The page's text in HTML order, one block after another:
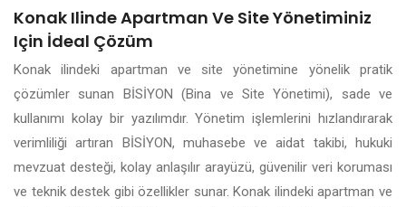
Konak Ilinde Apartman Ve Site Yönetiminiz
Için İdeal Çözüm
Konak ilindeki apartman ve site yönetimine yönelik pratik
çözümler sunan BİSİYON (Bina ve Site Yönetimi), sade ve
kullanımı kolay bir yazılımdır. Yönetim işlemlerini hızlandırarak
verimliliği artıran BİSİYON, muhasebe ve aidat takibi, hukuki
mevzuat desteği, kolay anlaşılır arayüzü, güvenilir veri koruması
ve teknik destek gibi özellikler sunar. Konak ilindeki apartman ve